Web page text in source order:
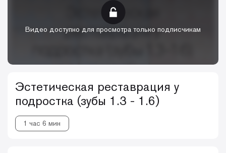
Видео доступно для просмотра только подписчикам
Эстетическая реставрация у
подростка (зубы 1.3 - 1.6)
1 час 6 мин